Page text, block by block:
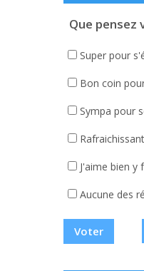
Que pensez
Super pour
Bon coin
Sympa pour
J'aime bien y
Aucune des